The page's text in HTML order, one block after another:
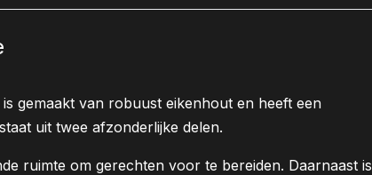
gemaakt van robuust eikenhout en heeft een
uit twee afzonderlijke delen.
ruimte om gerechten voor te bereiden. Daarnaast is